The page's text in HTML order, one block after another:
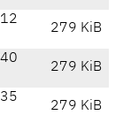
279 KiB
279 KiB
279 KiB